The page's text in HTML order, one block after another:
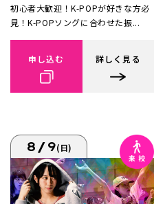
初心者大歓迎！K-POPが好きな方必
見！K-POPソングに合わせた振...
申し込む 詳しく見る
8/9(日)